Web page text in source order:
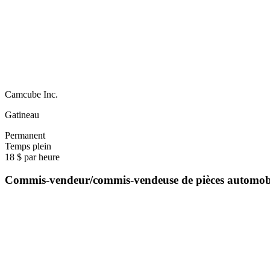
Camcube Inc.
Gatineau
Permanent
Temps plein
18 $ par heure
Commis-vendeur/commis-vendeuse de pièces